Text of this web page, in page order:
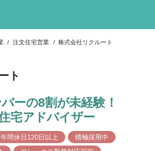
/ 注文住宅営業 / 株式会社リクルート
ト
ーの8割が未経験！
宅アドバイザー
年間休日120日以上
積極採用中